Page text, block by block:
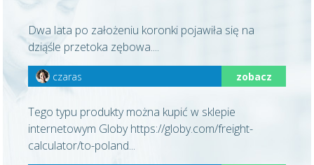
Dwa lata po założeniu koronki pojawiła się na
dziąśle przetoka zębowa....
czaras zobacz
Tego typu produkty można kupić w sklepie
internetowym Globy https://globy.com/freight-
calculator/to-poland...